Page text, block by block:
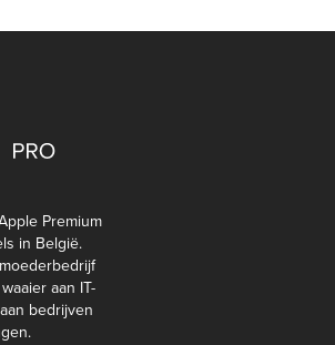
Premium
in België.
aan IT-
bedrijven